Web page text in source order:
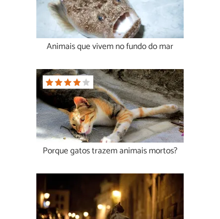
Animais que vivem no fundo do mar
Porque gatos trazem animais mortos?